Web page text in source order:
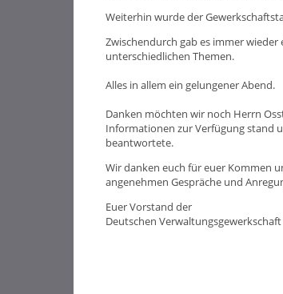
Weiterhin wurde der
Zwischendurch gab es immer
unterschiedlichen Themen.
Alles in allem ein gelungener Abend.
Danken möchten wir noch Herrn
Informationen zur Verfügung stand
beantwortete.
Wir danken euch für euer Kommen
angenehmen Gespräche und
Euer Vorstand der
Deutschen Verwaltungsgewerkschaft